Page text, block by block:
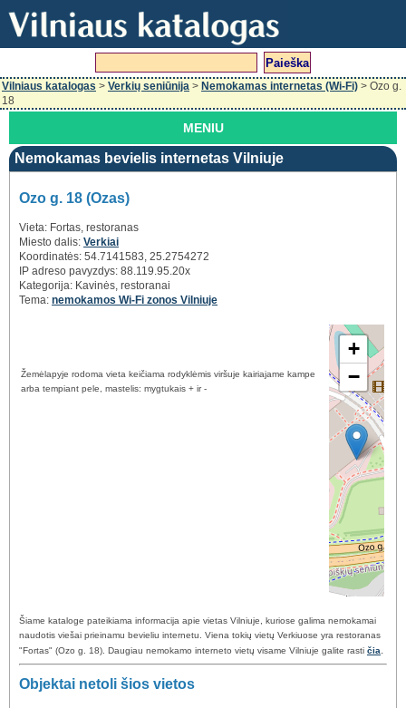
Vilniaus katalogas > Verkių seniūnija > Nemokamas internetas (Wi-Fi) > Ozo g.
18
MENIU
Nemokamas bevielis internetas Vilniuje
Ozo g. 18 (Ozas)
Vieta: Fortas, restoranas
Miesto dalis: Verkiai
Koordinatės: 54.7141583, 25.2754272
IP adreso pavyzdys: 88.119.95.20x
Kategorija: Kavinės, restoranai
Tema: nemokamos Wi-Fi zonos Vilniuje
Žemėlapyje rodoma vieta keičiama rodyklėmis viršuje kairiajame kampe
arba tempiant pele, mastelis: mygtukais + ir -
+
−
Šiame kataloge pateikiama informacija apie vietas Vilniuje, kuriose galima nemokamai
naudotis viešai prieinamu bevieliu internetu. Viena tokių vietų Verkiuose yra restoranas
"Fortas" (Ozo g. 18). Daugiau nemokamo interneto vietų visame Vilniuje galite rasti čia
Objektai netoli šios vietos